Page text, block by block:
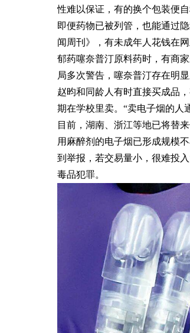
性难以保证，有的换个包装便
即便药物已被列管，也能通过
闻周刊》，有未成年人花钱在
郁药噻奈普汀原料药时，有商
局多次警告，噻奈普汀存在明
赵昀和同龄人有时直接买成品
期在学校里卖。“卖电子烟的人
目前，湖南、浙江等地已将替
用麻醉剂的电子烟已形成规模
到举报，若交易量小，很难投
毒品犯罪。